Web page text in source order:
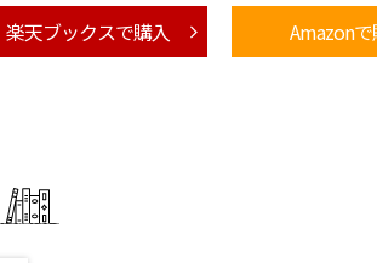
楽天ブックスで購入
Amazonで